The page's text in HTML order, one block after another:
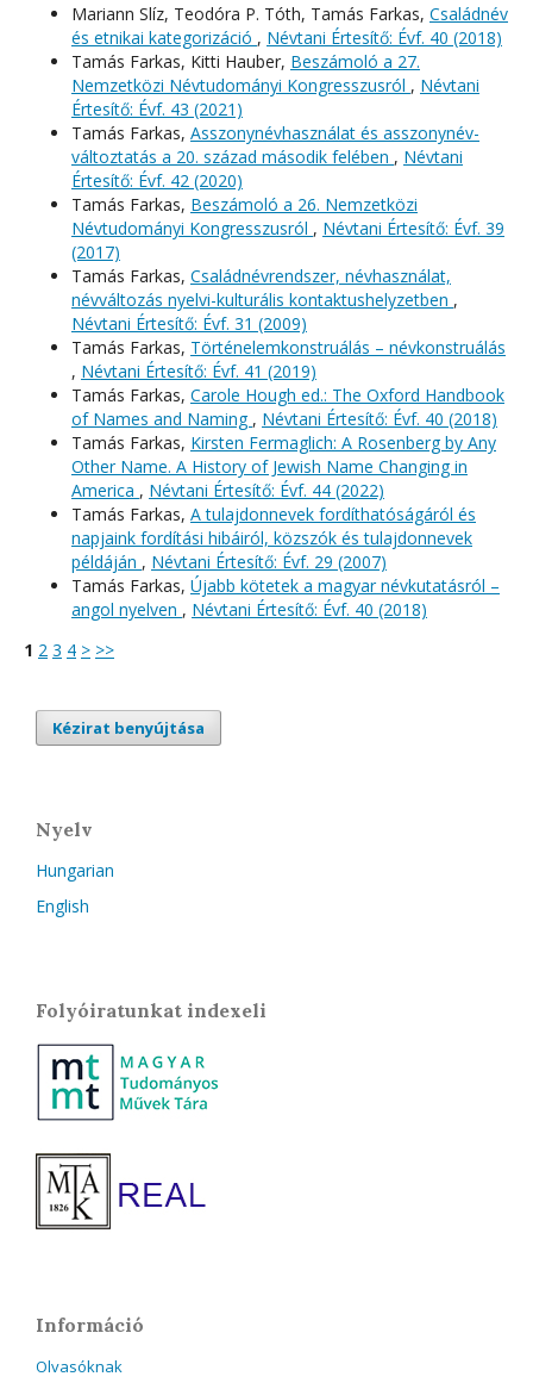
Mariann Slíz, Teodóra P. Tóth, Tamás Farkas, Családnév
és etnikai kategorizáció , Névtani Értesítő: Évf. 40 (2018)
Tamás Farkas, Kitti Hauber, Beszámoló a 27.
Nemzetközi Névtudományi Kongresszusról , Névtani
Értesítő: Évf. 43 (2021)
Tamás Farkas, Asszonynévhasználat és asszonynév-
változtatás a 20. század második felében , Névtani
Értesítő: Évf. 42 (2020)
Tamás Farkas, Beszámoló a 26. Nemzetközi
Névtudományi Kongresszusról , Névtani Értesítő: Évf. 39
(2017)
Tamás Farkas, Családnévrendszer, névhasználat,
névváltozás nyelvi-kulturális kontaktushelyzetben ,
Névtani Értesítő: Évf. 31 (2009)
Tamás Farkas, Történelemkonstruálás – névkonstruálás
, Névtani Értesítő: Évf. 41 (2019)
Tamás Farkas, Carole Hough ed.: The Oxford Handbook
of Names and Naming , Névtani Értesítő: Évf. 40 (2018)
Tamás Farkas, Kirsten Fermaglich: A Rosenberg by Any
Other Name. A History of Jewish Name Changing in
America , Névtani Értesítő: Évf. 44 (2022)
Tamás Farkas, A tulajdonnevek fordíthatóságáról és
napjaink fordítási hibáiról, közszók és tulajdonnevek
példáján , Névtani Értesítő: Évf. 29 (2007)
Tamás Farkas, Újabb kötetek a magyar névkutatásról –
angol nyelven , Névtani Értesítő: Évf. 40 (2018)
1 2 3 4 > >>
Kézirat benyújtása
Nyelv
Hungarian
English
Folyóiratunkat indexeli
Információ
Olvasóknak